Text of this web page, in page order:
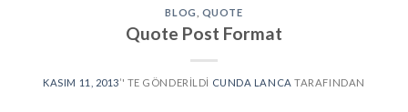
BLOG QUOTE
Quote Post Format
KASIM 11, 2013’' TE GÖNDERILDI CUNDA LANCA TARAFINDAN